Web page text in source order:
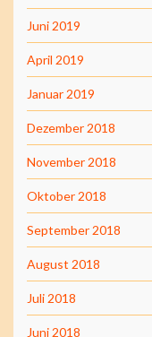
Juni 2019
April 2019
Januar 2019
Dezember 2018
November 2018
Oktober 2018
September 2018
August 2018
Juli 2018
Juni 2018